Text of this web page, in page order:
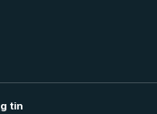
tin